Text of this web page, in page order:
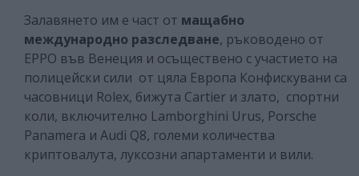
Залавянето им е част от мащабно
международно разследване, ръководено от
EPPO във Венеция и осъществено с участието на
полицейски сили от цяла Европа Конфискувани са
часовници Rolex, бижута Cartier и злато, спортни
коли, включително Lamborghini Urus, Porsche
Panamera и Audi Q8, големи количества
криптовалута, луксозни апартаменти и вили.